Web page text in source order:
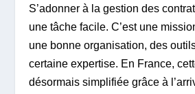
S’adonner à la gestion des
une tâche facile. C’est une
une bonne organisation, des
certaine expertise. En France,
désormais simplifiée grâce à